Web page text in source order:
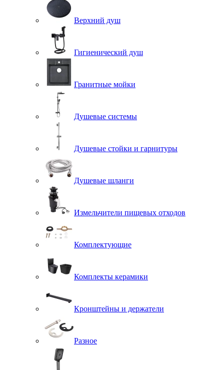
Верхний душ
Гигиенический душ
Гранитные мойки
Душевые системы
Душевые стойки и гарнитуры
Душевые шланги
Измельчители пищевых отходов
Комплектующие
Комплекты керамики
Кронштейны и держатели
Разное